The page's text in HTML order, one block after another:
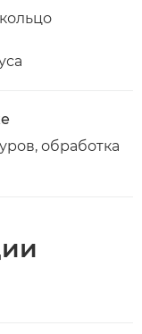
обработка